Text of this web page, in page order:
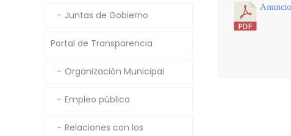
Juntas de Gobierno
Portal de Transparencia
Organización Municipal
Empleo público
Relaciones con los